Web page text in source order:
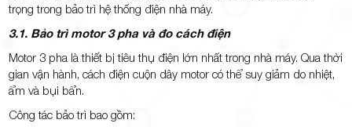
trọng trong bảo trì hệ thống điện nhà máy.
3.1. Bảo trì motor 3 pha và đo cách điện
Motor 3 pha là thiết bị tiêu thụ điện lớn nhất trong nhà máy. Qua thời
gian vận hành, cách điện cuộn dây motor có thể suy giảm do nhiệt,
ẩm và bụi bẩn.
Công tác bảo trì bao gồm: